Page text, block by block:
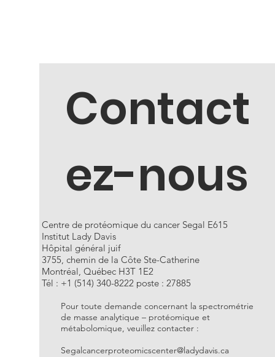
Contact
ez-nous
Centre de protéomique du cancer Segal E615
Institut Lady Davis
Hôpital général juif
3755, chemin de la Côte Ste-Catherine
Montréal, Québec H3T 1E2
Tél : +1 (514) 340-8222 poste : 27885
Pour toute demande concernant la spectrométrie
de masse analytique – protéomique et
métabolomique, veuillez contacter : ​
Segalcancerproteomicscenter@ladydavis.ca